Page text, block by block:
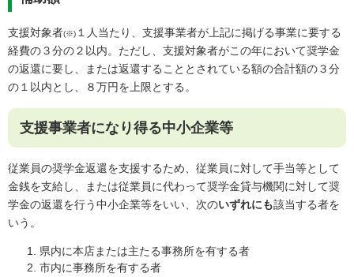
支援対象者(※) １人当たり、支援事業者が上記に掲げる事業に要する
経費の３分の２以内。ただし、支援対象者がこの年において奨学金
の返還に要し、または返還することとされている額の合計額の３分
の１以内とし、８万円を上限とする。
支援事業者になり得る中小企業等
従業員の奨学金返還を支援するため、従業員に対して手当等として
金銭を支給し、または従業員に代わって奨学金貸与機関に対して奨
学金の返還を行う中小企業等をいい、次のいずれにも該当する者を
いう。
県内に本店または主たる事務所を有する者
市内に事務所を有する者